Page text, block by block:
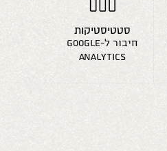
סטטיסטיקות
חיבור ל-google
analytics